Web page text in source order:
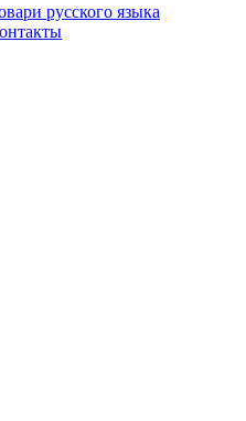
русского языка